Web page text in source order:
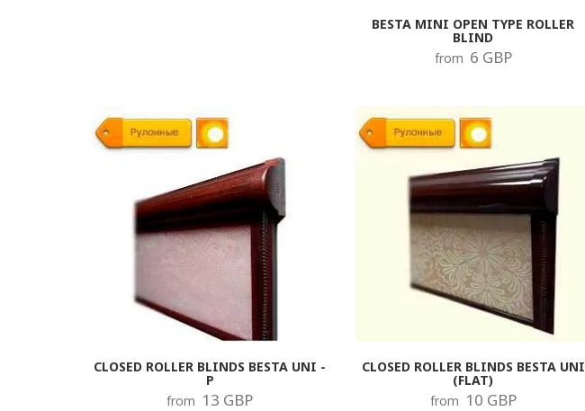
BESTA MINI OPEN TYPE ROLLER
BLIND
from 6 GBP
CLOSED ROLLER BLINDS BESTA UNI -
P
from 13 GBP
CLOSED ROLLER BLINDS BESTA UNI
(FLAT)
from 10 GBP